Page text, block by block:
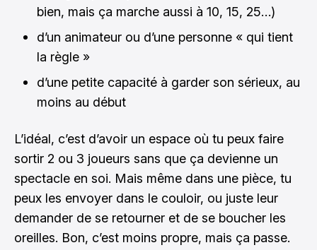
bien, mais ça marche aussi à 10, 15, 25…)
d’un animateur ou d’une personne « qui tient
la règle »
d’une petite capacité à garder son sérieux, au
moins au début
L’idéal, c’est d’avoir un espace où tu peux faire
sortir 2 ou 3 joueurs sans que ça devienne un
spectacle en soi. Mais même dans une pièce, tu
peux les envoyer dans le couloir, ou juste leur
demander de se retourner et de se boucher les
oreilles. Bon, c’est moins propre, mais ça passe.